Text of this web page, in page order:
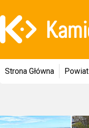
Strona Główna Powiat